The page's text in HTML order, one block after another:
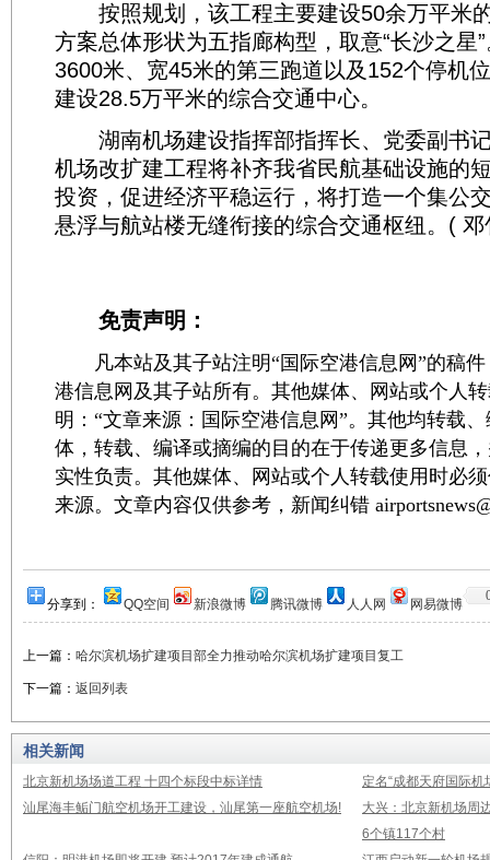
按照规划，该工程主要建设50余万平米
方案总体形状为五指廊构型，取意“长沙之星
3600米、宽45米的第三跑道以及152个停机
建设28.5万平米的综合交通中心。
湖南机场建设指挥部指挥长、党委副书
机场改扩建工程将补齐我省民航基础设施的
投资，促进经济平稳运行，将打造一个集公
悬浮与航站楼无缝衔接的综合交通枢纽。(
免责声明：
凡本站及其子站注明“国际空港信息网”的稿件
港信息网及其子站所有。其他媒体、网站或个人
明：“文章来源：国际空港信息网”。其他均转载
体，转载、编译或摘编的目的在于传递更多信息
实性负责。其他媒体、网站或个人转载使用时必
来源。文章内容仅供参考，新闻纠错
分享到： QQ空间 新浪微博 腾讯微博 人人网 网易微博
上一篇： 哈尔滨机场扩建项目部全力推动哈尔滨机场扩建项目复工
下一篇： 返回列表
相关新闻
北京新机场场道工程 十四个标段中标详情
定名“成都天府国际
汕尾海丰鲘门航空机场开工建设，汕尾第一座航空机场!
大兴：北京新机场周
6个镇117个村